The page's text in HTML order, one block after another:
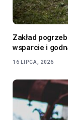
Zakład
wsparcie i
16 LIPCA, 2026